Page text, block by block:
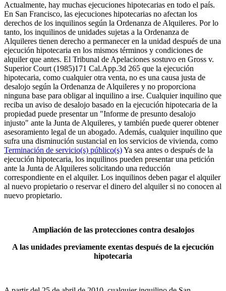
Actualmente, hay muchas ejecuciones hipotecarias en todo el país.
En San Francisco, las ejecuciones hipotecarias no afectan los
derechos de los inquilinos según la Ordenanza de Alquileres. Por lo
tanto, los inquilinos de unidades sujetas a la Ordenanza de
Alquileres tienen derecho a permanecer en la unidad después de una
ejecución hipotecaria en los mismos términos y condiciones de
alquiler que antes. El Tribunal de Apelaciones sostuvo en Gross v.
Superior Court (1985)171 Cal.App.3d 265 que la ejecución
hipotecaria, como cualquier otra venta, no es una causa justa de
desalojo según la Ordenanza de Alquileres y no proporciona
ninguna base para obligar al inquilino a irse. Cualquier inquilino que
reciba un aviso de desalojo basado en la ejecución hipotecaria de la
propiedad puede presentar un "Informe de presunto desalojo
injusto" ante la Junta de Alquileres, y también puede querer obtener
asesoramiento legal de un abogado. Además, cualquier inquilino que
sufra una disminución sustancial en los servicios de vivienda, como
Terminación de servicio(s) público(s)Ya sea antes o después de la
ejecución hipotecaria, los inquilinos pueden presentar una petición
ante la Junta de Alquileres solicitando una reducción
correspondiente en el alquiler. Los inquilinos deben pagar el alquiler
al nuevo propietario o reservar el dinero del alquiler si no conocen al
nuevo propietario.
Ampliación de las protecciones contra desalojos
A las unidades previamente exentas después de la ejecución
hipotecaria